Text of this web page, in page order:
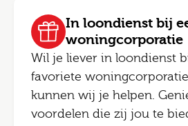
In loondienst bij
woningcorporatie
Wil je liever in loondienst
favoriete
kunnen wij je helpen.
voordelen die zij jou te